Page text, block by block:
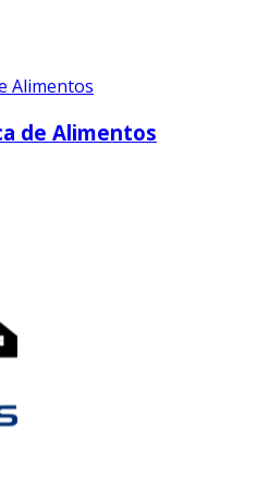
nossas
fortalecer
de trabalho mais
de Alimentos